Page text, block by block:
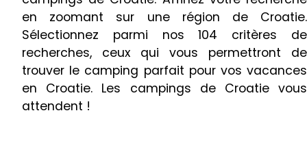
en zoomant sur une région de Croatie.
Sélectionnez parmi nos 104 critères de
recherches, ceux qui vous permettront de
trouver le camping parfait pour vos vacances
en Croatie. Les campings de Croatie vous
attendent !